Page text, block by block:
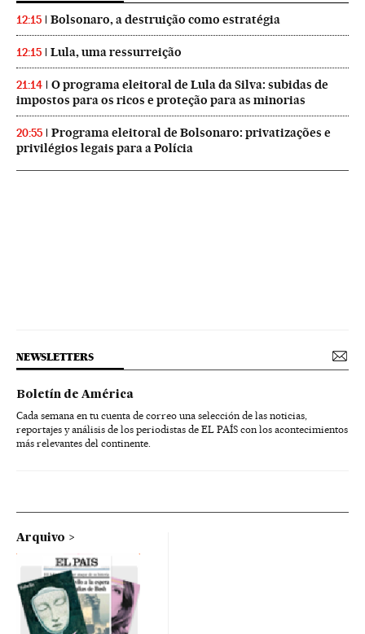
12:15 Bolsonaro, a destruição como estratégia
12:15 Lula, uma ressurreição
21:14
O programa eleitoral de Lula da Silva: subidas de
impostos para os ricos e proteção para as minorias
20:55
Programa eleitoral de Bolsonaro: privatizações e
privilégios legais para a Polícia
NEWSLETTERS
Boletín de América
Cada semana en tu cuenta de correo una selección de las noticias,
reportajes y análisis de los periodistas de EL PAÍS con los acontecimientos
más relevantes del continente.
Arquivo